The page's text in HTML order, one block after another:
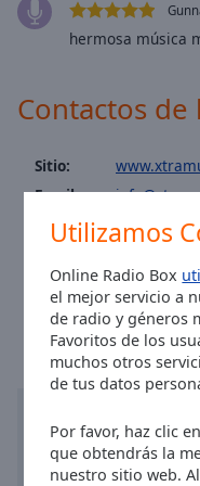
Utilizamos
Online Radio Box
el mejor servicio a
de radio y géneros
Favoritos de los
muchos otros
de tus datos
Por favor, haz clic
que obtendrás la
nuestro sitio web.
Area
Background
Opacity
Font
hermosa música
Contactos de
Sitio:
Email:
Facebook:
Hora en La Oliva:16:32